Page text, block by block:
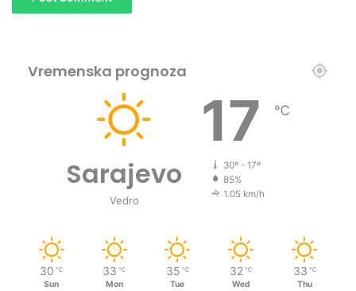
Vremenska prognoza
Sarajevo
Vedro
17 ℃
30º - 17º
85%
1.05 km/h
30 ℃
Sun
33 ℃
Mon
35 ℃
Tue
32 ℃
Wed
33 ℃
Thu